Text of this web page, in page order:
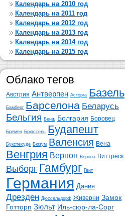
Календарь на 2010 год
Календарь на 2011 год
Календарь на 2012 год
Календарь на 2013 год
Календарь на 2014 год
Календарь на 2015 год
Облако тегов
Австрия Антверпен Асторга Базель
Бамберг Барселона Беларусь
Бельгия Бенш Болгария Боровец
Бремен Брюссель Будапешт
Букстехуде Бюзум Валенсия Вена
Венгрия Вернон Верона Виттреск
Выборг Гамбург Гент
Германия Дания
Дрезден Дюссельдорф Живерни Замок
Готторп Зюльт Иль-сюр-ла-Сорг